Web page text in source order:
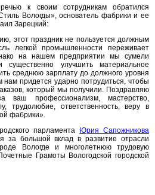
к своим сотрудникам обратился
Вологды», основатель фабрики и ее
Зарецкий:
этот праздник не пользуется должным
легкой промышленности переживает
на нашем предприятии мы сумели
улучшить материальное
среднюю зарплату до должного уровня
придется ударно потрудиться, чтобы
который мы получили. Поздравляю
ваш профессионализм, мастерство,
трудолюбие, ответственность, веру в
фабрики».
парламента
Юрия Сапожникова
за большой вклад в развитие отрасли
Вологде и многолетнюю трудовую
Грамоты Вологодской городской